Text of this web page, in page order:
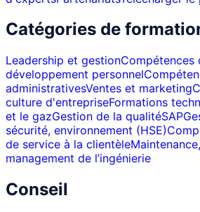
Catégories de
Leadership et gestionCompétences
développement personnel
administrativesVentes et marketing
culture d'entrepriseFormations
et le gazGestion de la qualitéSAP
sécurité, environnement (HSE)
de service à la clientèle
management de l’ingénierie
Conseil